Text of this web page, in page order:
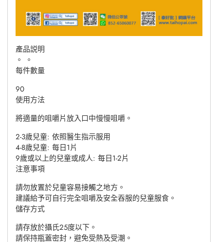
產品説明
。 。
每件數量
90
使用方法
將適量的咀嚼片放入口中慢慢咀嚼。
2-3歲兒童: 依照醫生指示服用
4-8歲兒童: 每日1片
9歲或以上的兒童或成人: 每日1-2片
注意事項
請勿放置於兒童容易接觸之地方。
建議給予可自行完全咀嚼及安全吞服的兒童服食。
儲存方式
請存放於攝氏25度以下。
請保持瓶蓋密封，避免受熱及受潮。